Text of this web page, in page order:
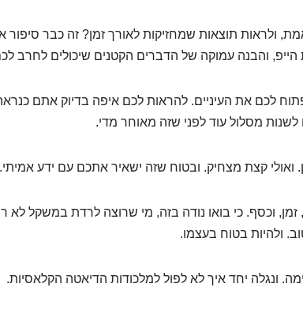
ולראות תוצאות שמחזיקות לאורך זמן? זה כבר סיפור
והבנה עמוקה של הדברים הקטנים שיכולים לחרב
לכם את העיניים. להראות לכם איפה בדיוק אתם
מסלול עוד לפני שזה מאוחר מדי.
ואולי קצת מצחיק. ובטוח שזה ישאיר אתכם עם ידע
זמן, וכסף. כי בואו נודה בזה, מי שרוצה לרדת במשקל לא
ולהיות בטוח בעצמו.
ונגלה יחד איך לא לפול למלכודות הדיאטה הקלאסיות.